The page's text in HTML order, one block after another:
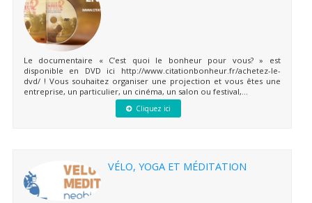
Le documentaire « C’est quoi le bonheur pour vous? » est
disponible en DVD ici http://www.citationbonheur.fr/achetez-le-
dvd/ ! Vous souhaitez organiser une projection et vous êtes une
entreprise, un particulier, un cinéma, un salon ou festival,...
Cliquez ici
VÉLO, YOGA ET MÉDITATION